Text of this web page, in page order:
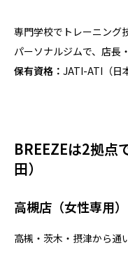
専門学校でトレーニング
パーソナルジムで、店長
保有資格： JATI-ATI（日
BREEZEは2拠点
田）
高槻店（女性専用）
高槻・茨木・摂津から通